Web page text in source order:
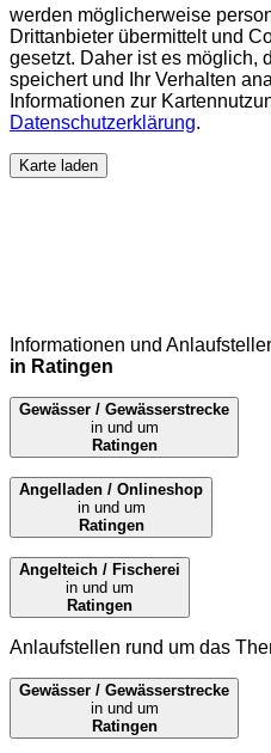
werden möglicherweise
Drittanbieter übermittelt und
gesetzt. Daher ist es möglich,
speichert und Ihr Verhalten
Informationen zur
Datenschutzerklärung.
Karte laden
Informationen und
in Ratingen
Gewässer / Gewässerstrecke
in und um
Ratingen
Angelladen / Onlineshop
in und um
Ratingen
Angelteich / Fischerei
in und um
Ratingen
Anlaufstellen rund um das
Gewässer / Gewässerstrecke
in und um
Ratingen